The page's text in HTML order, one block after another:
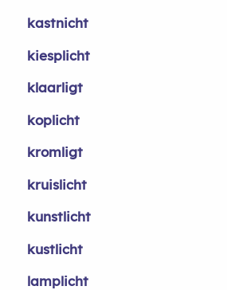
kastnicht
kiesplicht
klaarligt
koplicht
kromligt
kruislicht
kunstlicht
kustlicht
lamplicht